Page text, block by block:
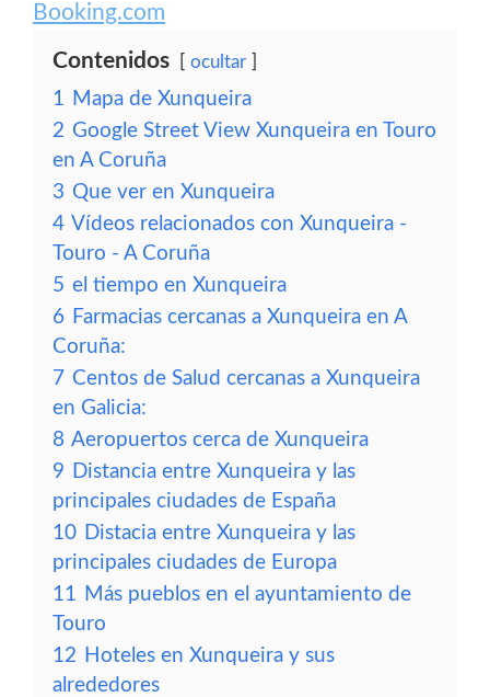
Booking.com
Contenidos ocultar
1 Mapa de Xunqueira
2 Google Street View Xunqueira en Touro
en A Coruña
3 Que ver en Xunqueira
4 Vídeos relacionados con Xunqueira -
Touro - A Coruña
5 el tiempo en Xunqueira
6 Farmacias cercanas a Xunqueira en A
Coruña:
7 Centos de Salud cercanas a Xunqueira
en Galicia:
8 Aeropuertos cerca de Xunqueira
9 Distancia entre Xunqueira y las
principales ciudades de España
10 Distacia entre Xunqueira y las
principales ciudades de Europa
11 Más pueblos en el ayuntamiento de
Touro
12 Hoteles en Xunqueira y sus
alrededores